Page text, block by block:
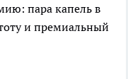
пара капель в
и премиальный